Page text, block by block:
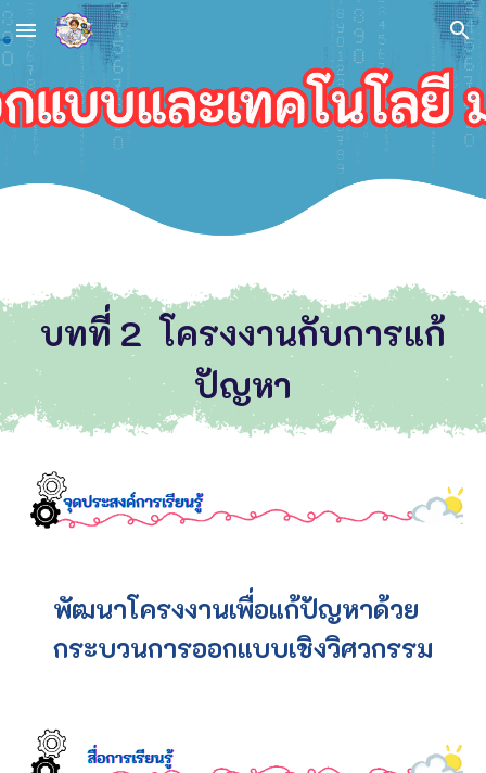
Skip to main content Skip to navigation
บทที่ 2 โครงงานกับการแก้
ปัญหา
พัฒนาโครงงานเพื่อแก้ปัญหาด้วย
กระบวนการออกแบบเชิงวิศวกรรม